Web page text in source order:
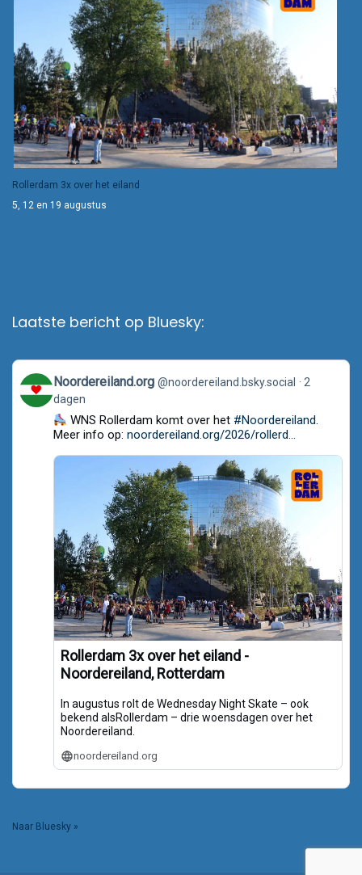
Rollerdam 3x over het eiland
5, 12 en 19 augustus
Laatste bericht op Bluesky:
View
post
by
Noordereiland.org
Bluesky
Noordereiland.org @noordereiland.bsky.social
2
dagen
WNS Rollerdam komt over het #Noordereiland.
Meer info op: noordereiland.org/2026/rollerd...
Rollerdam 3x over het eiland -
Noordereiland, Rotterdam
In augustus rolt de Wednesday Night Skate – ook
bekend alsRollerdam – drie woensdagen over het
Noordereiland.
noordereiland.org
Naar Bluesky »